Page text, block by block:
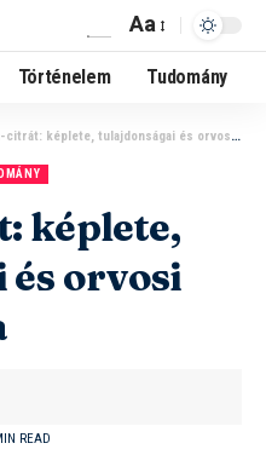
Aa
Történelem Tudomány
képlete, tulajdonságai és orvosi felhasználása
képlete,
orvosi
READ